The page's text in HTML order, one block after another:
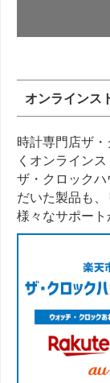
オンラインス
時計専門店ザ
くオンライン
ザ・クロック
だいた製品も、
様々なサポート